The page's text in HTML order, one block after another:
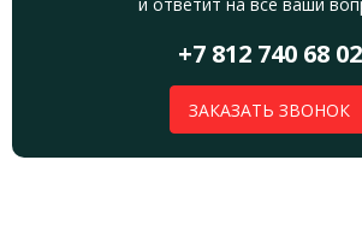
+7 812 740 68 02
ЗАКАЗАТЬ ЗВОНОК